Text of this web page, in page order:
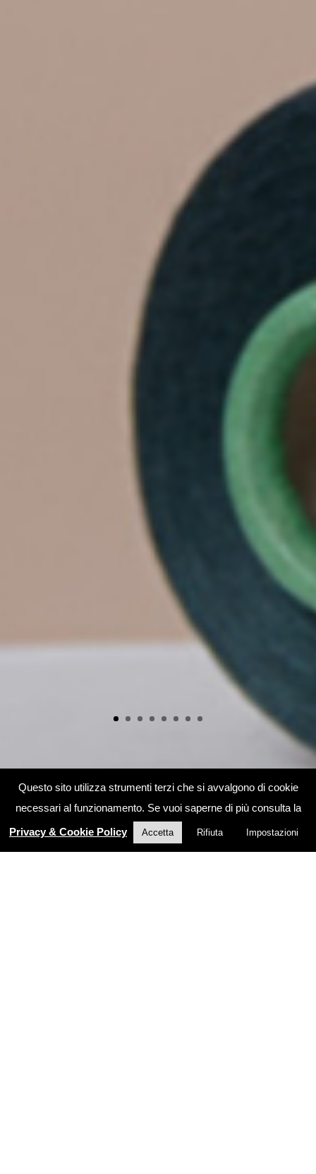
Questo sito utilizza strumenti terzi che si avvalgono di cookie
necessari al funzionamento. Se vuoi saperne di più consulta la
Privacy & Cookie Policy
Accetta Rifiuta Impostazioni